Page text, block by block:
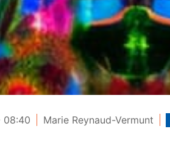
08:40 Marie Reynaud-Vermunt